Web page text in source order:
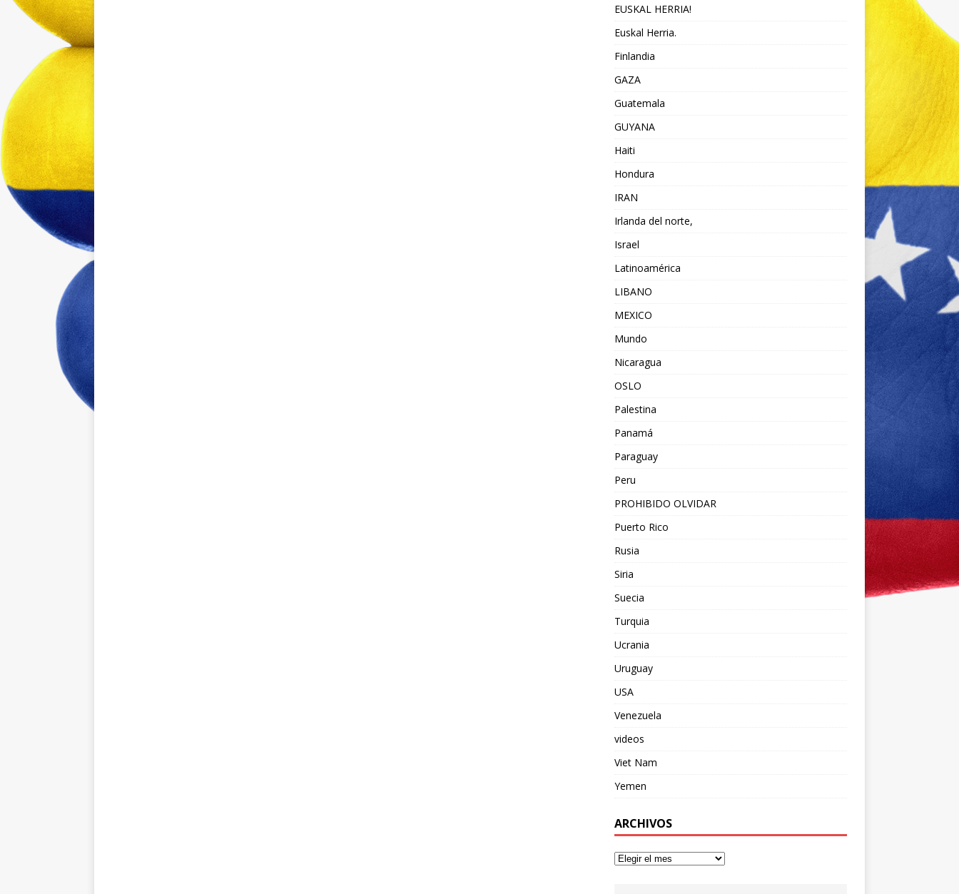
EUSKAL HERRIA!
Euskal Herria.
Finlandia
GAZA
Guatemala
GUYANA
Haiti
Hondura
IRAN
Irlanda del norte,
Israel
Latinoamérica
LIBANO
MEXICO
Mundo
Nicaragua
OSLO
Palestina
Panamá
Paraguay
Peru
PROHIBIDO OLVIDAR
Puerto Rico
Rusia
Siria
Suecia
Turquia
Ucrania
Uruguay
USA
Venezuela
videos
Viet Nam
Yemen
ARCHIVOS